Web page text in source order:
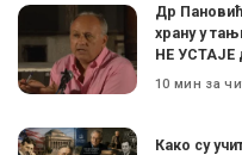
Др
храну у
НЕ УСТАЈЕ
10 мин за
Како су